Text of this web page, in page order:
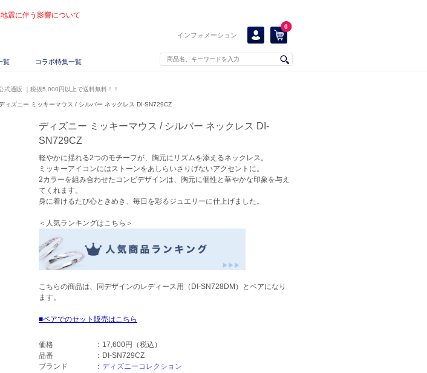
震に伴う影響について
インフォメーション
0
覧 コラボ特集一覧
式通販 ｜税抜5,000円以上で送料無料！！
ィズニー ミッキーマウス / シルバー ネックレス DI-SN729CZ
ディズニー ミッキーマウス / シルバー ネックレス DI-
SN729CZ
軽やかに揺れる2つのモチーフが、胸元にリズムを添えるネックレス。
ミッキーアイコンにはストーンをあしらいさりげないアクセントに。
2カラーを組み合わせたコンビデザインは、胸元に個性と華やかな印象を与え
てくれます。
身に着けるたび心ときめき、毎日を彩るジュエリーに仕上げました。
＜人気ランキングはこちら＞
こちらの商品は、同デザインのレディース用（DI-SN728DM）とペアになり
ます。
ペアでのセット販売はこちら
価格 ： 17,600円
（税込）
品番
： DI-SN729CZ
ブランド
： ディズニーコレクション